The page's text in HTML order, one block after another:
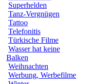
Superhelden
Tanz-Vergnügen
Tattoo
Telefonitis
Türkische Filme
Wasser hat keine
Balken
Weihnachten
Werbung, Werbefilme